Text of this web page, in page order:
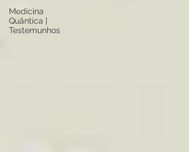
Medicina
Quântica |
Testemunhos